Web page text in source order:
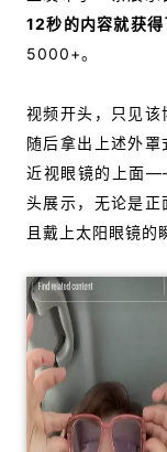
12秒的内容就获
5000+。
视频开头，只见该
随后拿出上述外
近视眼镜的上面
头展示，无论是
且戴上太阳眼镜的